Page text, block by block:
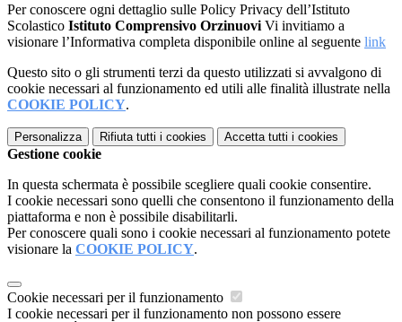
Per conoscere ogni dettaglio sulle Policy Privacy dell’Istituto
Scolastico Istituto Comprensivo OrzinuoviVi invitiamo a
visionare l’Informativa completa disponibile online al seguente link
Questo sito o gli strumenti terzi da questo utilizzati si avvalgono di
cookie necessari al funzionamento ed utili alle finalità illustrate nella
COOKIE POLICY.
Personalizza Rifiuta tutti i cookies Accetta tutti i cookies
Gestione cookie
In questa schermata è possibile scegliere quali cookie consentire.
I cookie necessari sono quelli che consentono il funzionamento della
piattaforma e non è possibile disabilitarli.
Per conoscere quali sono i cookie necessari al funzionamento potete
visionare la COOKIE POLICY.
Cookie necessari per il funzionamento
I cookie necessari per il funzionamento non possono essere